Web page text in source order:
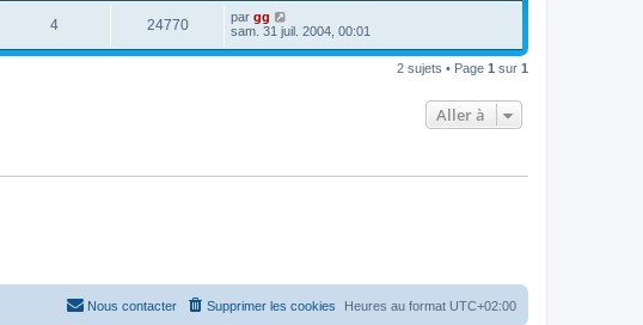
4 24770 par gg
sam. 31 juil. 2004, 00:01
2 sujets • Page 1 sur 1
Aller à
Heures au format UTC+02:00
Supprimer les cookies
Nous contacter